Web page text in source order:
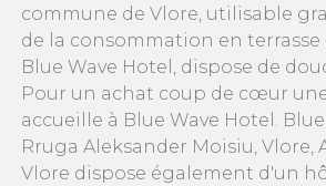
commune de Vlore, utilisable
de la consommation en
Blue Wave Hotel, dispose de
Pour un achat coup de cœur
accueille à Blue Wave Hotel.
Rruga Aleksander Moisiu, Vlore,
Vlore dispose également d'un